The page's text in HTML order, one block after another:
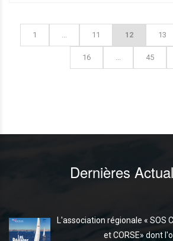
1 ... 11 12 13
16 ... 45
Dernières
L'association régionale « SOS
et CORSE» dont